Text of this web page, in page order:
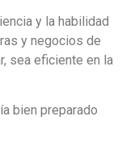
y la habilidad
y negocios de
sea eficiente en la
bien preparado